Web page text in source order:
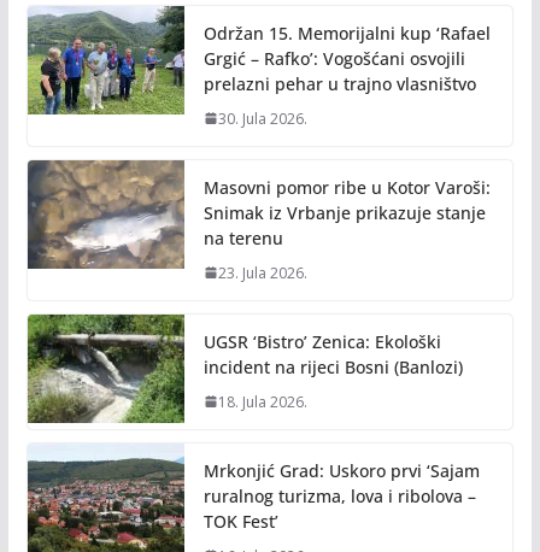
o
k
n
k
Održan 15. Memorijalni kup ‘Rafael
Grgić – Rafko’: Vogošćani osvojili
prelazni pehar u trajno vlasništvo
30. Jula 2026.
Masovni pomor ribe u Kotor Varoši:
Snimak iz Vrbanje prikazuje stanje
na terenu
23. Jula 2026.
UGSR ‘Bistro’ Zenica: Ekološki
incident na rijeci Bosni (Banlozi)
18. Jula 2026.
Mrkonjić Grad: Uskoro prvi ‘Sajam
ruralnog turizma, lova i ribolova –
TOK Fest’